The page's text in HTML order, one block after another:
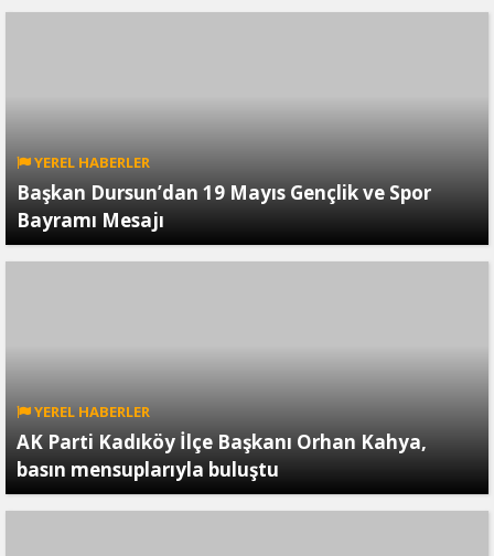
YEREL HABERLER
Başkan Dursun’dan 19 Mayıs Gençlik ve Spor
Bayramı Mesajı
YEREL HABERLER
AK Parti Kadıköy İlçe Başkanı Orhan Kahya,
basın mensuplarıyla buluştu